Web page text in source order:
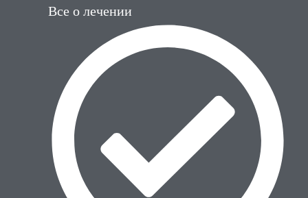
Все о лечении